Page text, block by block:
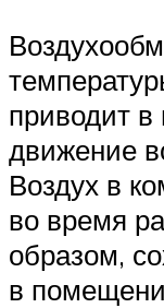
приводит в
движение
Воздух в
во время
образом,
в